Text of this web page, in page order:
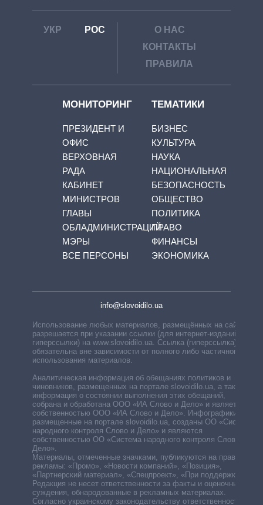
УКР РОС
О НАС
КОНТАКТЫ
ПРАВИЛА
МОНИТОРИНГ
ПРЕЗИДЕНТ И
ОФИС
ВЕРХОВНАЯ
РАДА
КАБИНЕТ
МИНИСТРОВ
ГЛАВЫ
ОБЛАДМИНИСТРАЦИЙ
МЭРЫ
ВСЕ ПЕРСОНЫ
ТЕМАТИКИ
БИЗНЕС
КУЛЬТУРА
НАУКА
НАЦИОНАЛЬНАЯ
БЕЗОПАСНОСТЬ
ОБЩЕСТВО
ПОЛИТИКА
ПРАВО
ФИНАНСЫ
ЭКОНОМИКА
info@slovoidilo.ua
Использование любых материалов, размещённых на сайте,
разрешается при указании ссылки (для интернет-изданий —
гиперссылки) на www.slovoidilo.ua. Ссылка (гиперссылка)
обязательна вне зависимости от полного либо частичного
использования материалов.
Аналитическая информация об обещаниях политиков и
чиновников, размещенных на портале slovoidilo.ua, а также
информация о состоянии выполнения этих обещаний,
собрана и обработана ООО «ИА Слово и Дело» и является
собственностью ООО «ИА Слово и Дело». Инфографики,
размещенные на портале slovoidilo.ua, созданы ОО «Система
народного контроля Слово и Дело» и являются
собственностью ОО «Система народного контроля Слово и
Дело».
Материалы, отмеченные значками, публикуются на правах
рекламы: «Промо», «Новости компаний», «Позиция»,
«Партнерский материал», «Спецпроект», «При поддержке».
Редакция не несет ответственности за факты и оценочные
суждения, обнародованные в рекламных материалах.
Согласно украинскому законодательству ответственность за